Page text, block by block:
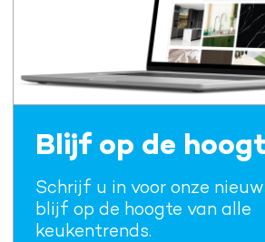
Blijf op de
Schrijf u in voor onze
blijf op de hoogte van alle
keukentrends.